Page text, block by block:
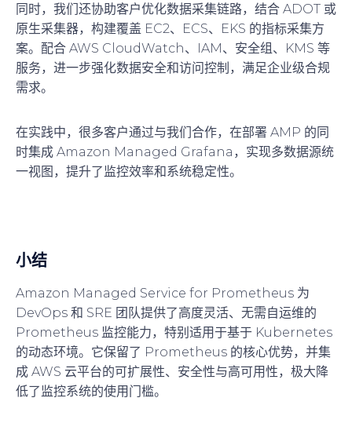
同时，我们还协助客户优化数据采集链路，结合 ADOT 或
原生采集器，构建覆盖 EC2、ECS、EKS 的指标采集方
案。配合 AWS CloudWatch、IAM、安全组、KMS 等
服务，进一步强化数据安全和访问控制，满足企业级合规
需求。
在实践中，很多客户通过与我们合作，在部署 AMP 的同
时集成 Amazon Managed Grafana，实现多数据源统
一视图，提升了监控效率和系统稳定性。
小结
Amazon Managed Service for Prometheus 为
DevOps 和 SRE 团队提供了高度灵活、无需自运维的
Prometheus 监控能力，特别适用于基于 Kubernetes
的动态环境。它保留了 Prometheus 的核心优势，并集
成 AWS 云平台的可扩展性、安全性与高可用性，极大降
低了监控系统的使用门槛。